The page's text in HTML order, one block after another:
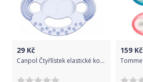
29 Kč
Canpol Čtyřlístek elastické kousátko
159 Kč